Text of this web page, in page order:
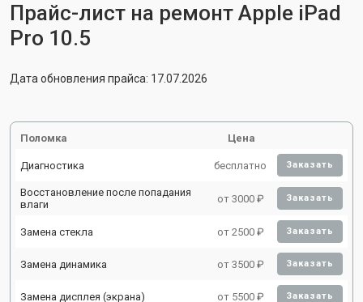
Прайс-лист на ремонт Apple iPad
Pro 10.5
Дата обновления прайса: 17.07.2026
Поломка Цена
Диагностика бесплатно Заказать
Восстановление после попадания
влаги
от 3000 ₽ Заказать
Замена стекла от 2500 ₽ Заказать
Замена динамика от 3500 ₽ Заказать
Замена дисплея (экрана) от 5500 ₽ Заказать